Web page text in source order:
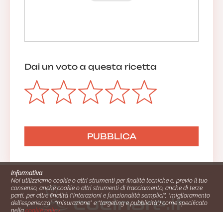
Dai un voto a questa ricetta
Informativa
Noi utilizziamo cookie o altri strumenti per finalità tecniche e, previo il tuo
consenso, anche cookie o altri strumenti di tracciamento, anche di terze
parti, per altre finalità (“interazioni e funzionalità semplici”, “miglioramento
dell'esperienza”, “misurazione” e “targeting e pubblicità”) come specificato
nellacookie policy.